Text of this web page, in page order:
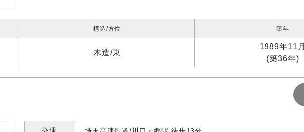
構造 方位
木造 東
築年
1989年11月
(築36年)